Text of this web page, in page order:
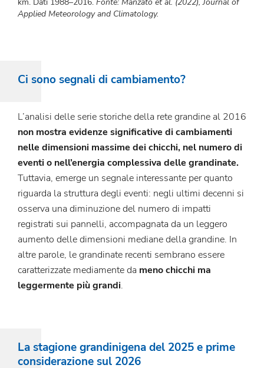
Applied Meteorology and Climatology.
Ci sono segnali di cambiamento?
L’analisi delle serie storiche della rete grandine al 2016
non mostra evidenze significative di cambiamenti
nelle dimensioni massime dei chicchi, nel numero di
eventi o nell’energia complessiva delle grandinate.
Tuttavia, emerge un segnale interessante per quanto
riguarda la struttura degli eventi: negli ultimi decenni si
osserva una diminuzione del numero di impatti
registrati sui pannelli, accompagnata da un leggero
aumento delle dimensioni mediane della grandine. In
altre parole, le grandinate recenti sembrano essere
caratterizzate mediamente da meno chicchi ma
leggermente più grandi.
La stagione grandinigena del 2025 e prime
considerazione sul 2026